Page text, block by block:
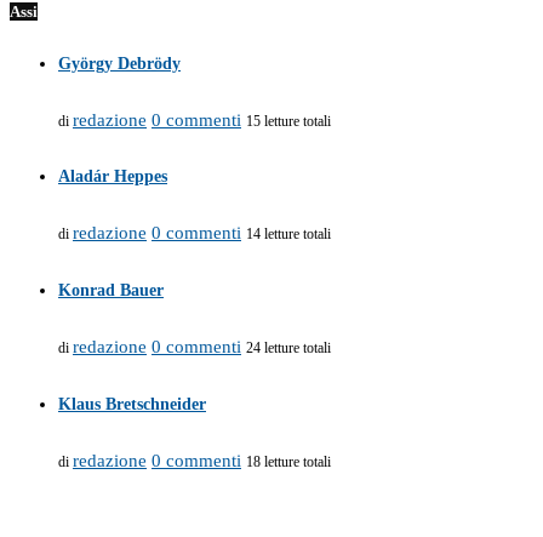
Assi
György Debrödy
di redazione 0 commenti 15 letture totali
Aladár Heppes
di redazione 0 commenti 14 letture totali
Konrad Bauer
di redazione 0 commenti 24 letture totali
Klaus Bretschneider
di redazione 0 commenti 18 letture totali